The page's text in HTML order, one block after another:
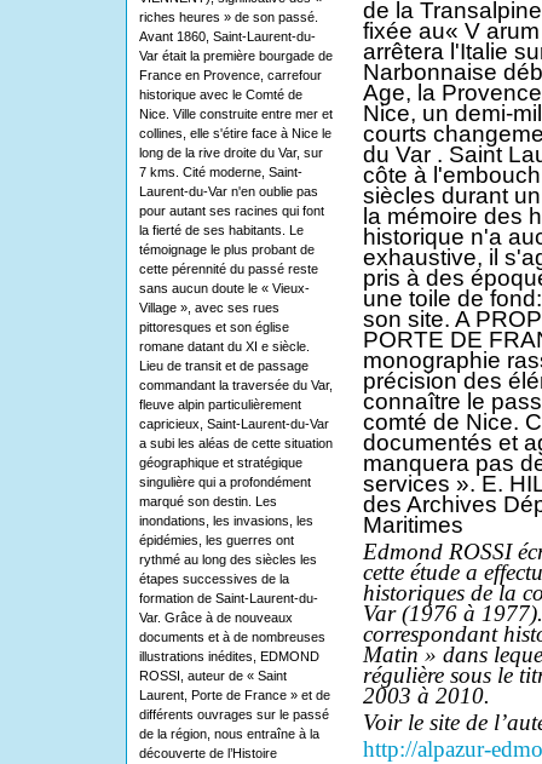
riches heures » de son passé.
Avant 1860, Saint-Laurent-du-
Var était la première bourgade de
France en Provence, carrefour
historique avec le Comté de
Nice. Ville construite entre mer et
collines, elle s'étire face à Nice le
long de la rive droite du Var, sur
7 kms. Cité moderne, Saint-
Laurent-du-Var n'en oublie pas
pour autant ses racines qui font
la fierté de ses habitants. Le
témoignage le plus probant de
cette pérennité du passé reste
sans aucun doute le « Vieux-
Village », avec ses rues
pittoresques et son église
romane datant du XI e siècle.
Lieu de transit et de passage
commandant la traversée du Var,
fleuve alpin particulièrement
capricieux, Saint-Laurent-du-Var
a subi les aléas de cette situation
géographique et stratégique
singulière qui a profondément
marqué son destin. Les
inondations, les invasions, les
épidémies, les guerres ont
rythmé au long des siècles les
étapes successives de la
formation de Saint-Laurent-du-
Var. Grâce à de nouveaux
documents et à de nombreuses
illustrations inédites, EDMOND
ROSSI, auteur de « Saint
Laurent, Porte de France » et de
différents ouvrages sur le passé
de la région, nous entraîne à la
découverte de l’Histoire
de la
fixée au« V
arrêtera l'Italie
Narbonnaise
Age, la
Nice, un demi-
courts
du Var . Saint
côte à
siècles durant
la mémoire des
historique n'a
exhaustive, il
pris à des
une toile de
son site. A
PORTE DE
monographie
précision des
connaître le
comté de Nice.
documentés et
manquera pas
services ». E.
des Archives
Maritimes
Edmond ROSSI
cette étude a
historiques de la
Var (1976 à
correspondant
Matin » dans
régulière sous le
2003 à 2010.
Voir le site de
http://alpazur-